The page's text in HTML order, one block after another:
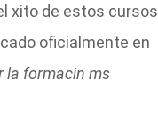
xito de estos cursos
oficialmente en
la formacin ms